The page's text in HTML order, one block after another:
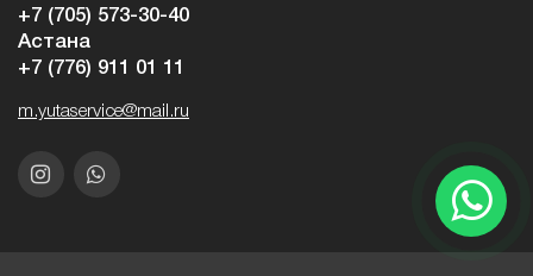
+7 (705) 573-30-40
Астана
+7 (776) 911 01 11
m.yutaservice@mail.ru